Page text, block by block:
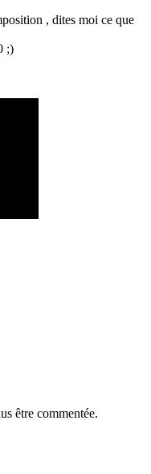
, dites moi ce que
;)
être commentée.